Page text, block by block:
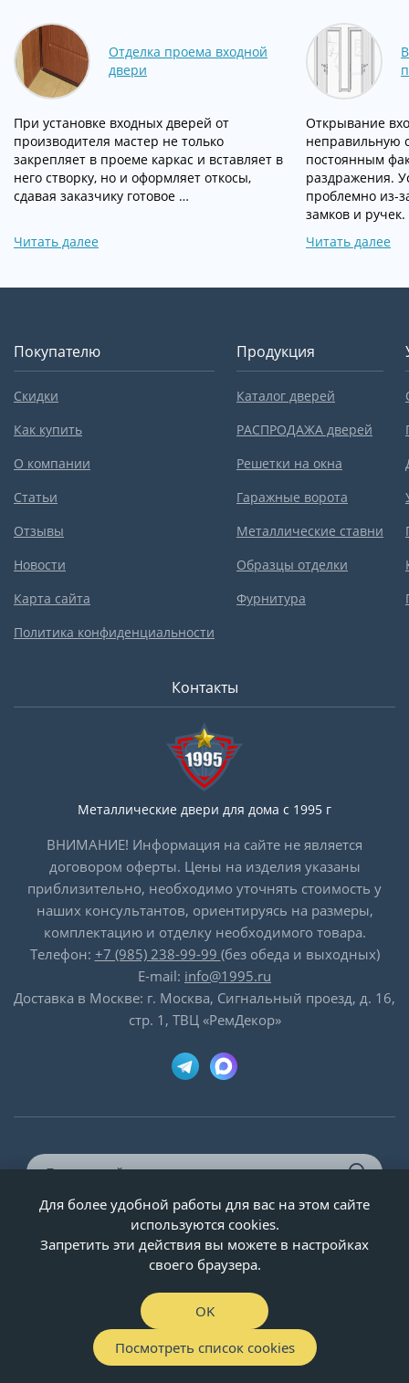
Отделка проема входной
двери
При установке входных дверей от
производителя мастер не только
закрепляет в проеме каркас и вставляет в
него створку, но и оформляет откосы,
сдавая заказчику готовое …
Читать далее
Открывание
неправильную
постоянным
раздражения.
проблемно из-
замков и
Читать далее
Покупателю
Скидки
Как купить
О компании
Статьи
Отзывы
Новости
Карта сайта
Политика конфиденциальности
Продукция
Каталог дверей
РАСПРОДАЖА дверей
Решетки на окна
Гаражные ворота
Металлические ставни
Образцы отделки
Фурнитура
Контакты
Металлические двери для дома с 1995 г
ВНИМАНИЕ! Информация на сайте не является
договором оферты. Цены на изделия указаны
приблизительно, необходимо уточнять стоимость у
наших консультантов, ориентируясь на размеры,
комплектацию и отделку необходимого товара.
Телефон: +7 (985) 238-99-99 (без обеда и выходных)
E-mail: info@1995.ru
Доставка в Москве: г. Москва, Сигнальный проезд, д. 16,
стр. 1, ТВЦ «РемДекор»
© ООО «Двери-и-точка», ИНН 5020092947, 1995-2026 г.
Для более удобной работы для вас на этом сайте
используются cookies.
Запретить эти действия вы можете в настройках
своего браузера.
OK
Посмотреть список cookies